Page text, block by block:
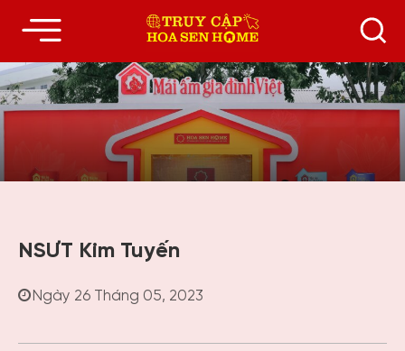
NSƯT Kim Tuyến
Ngày 26 Tháng 05, 2023